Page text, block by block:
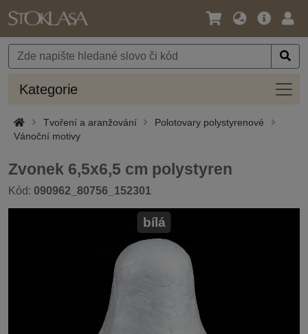
Jazyk
Měna
Hlavní
Kategorie
Tvoření a aranžování
Polotovary polystyrenové
Vánoční motivy
Zvonek 6,5x6,5 cm polystyren
Kód: 090962_80756_152301
bílá